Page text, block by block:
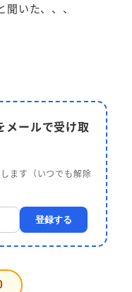
いた、、、
メールで受け取
ます（いつでも解除
登録する